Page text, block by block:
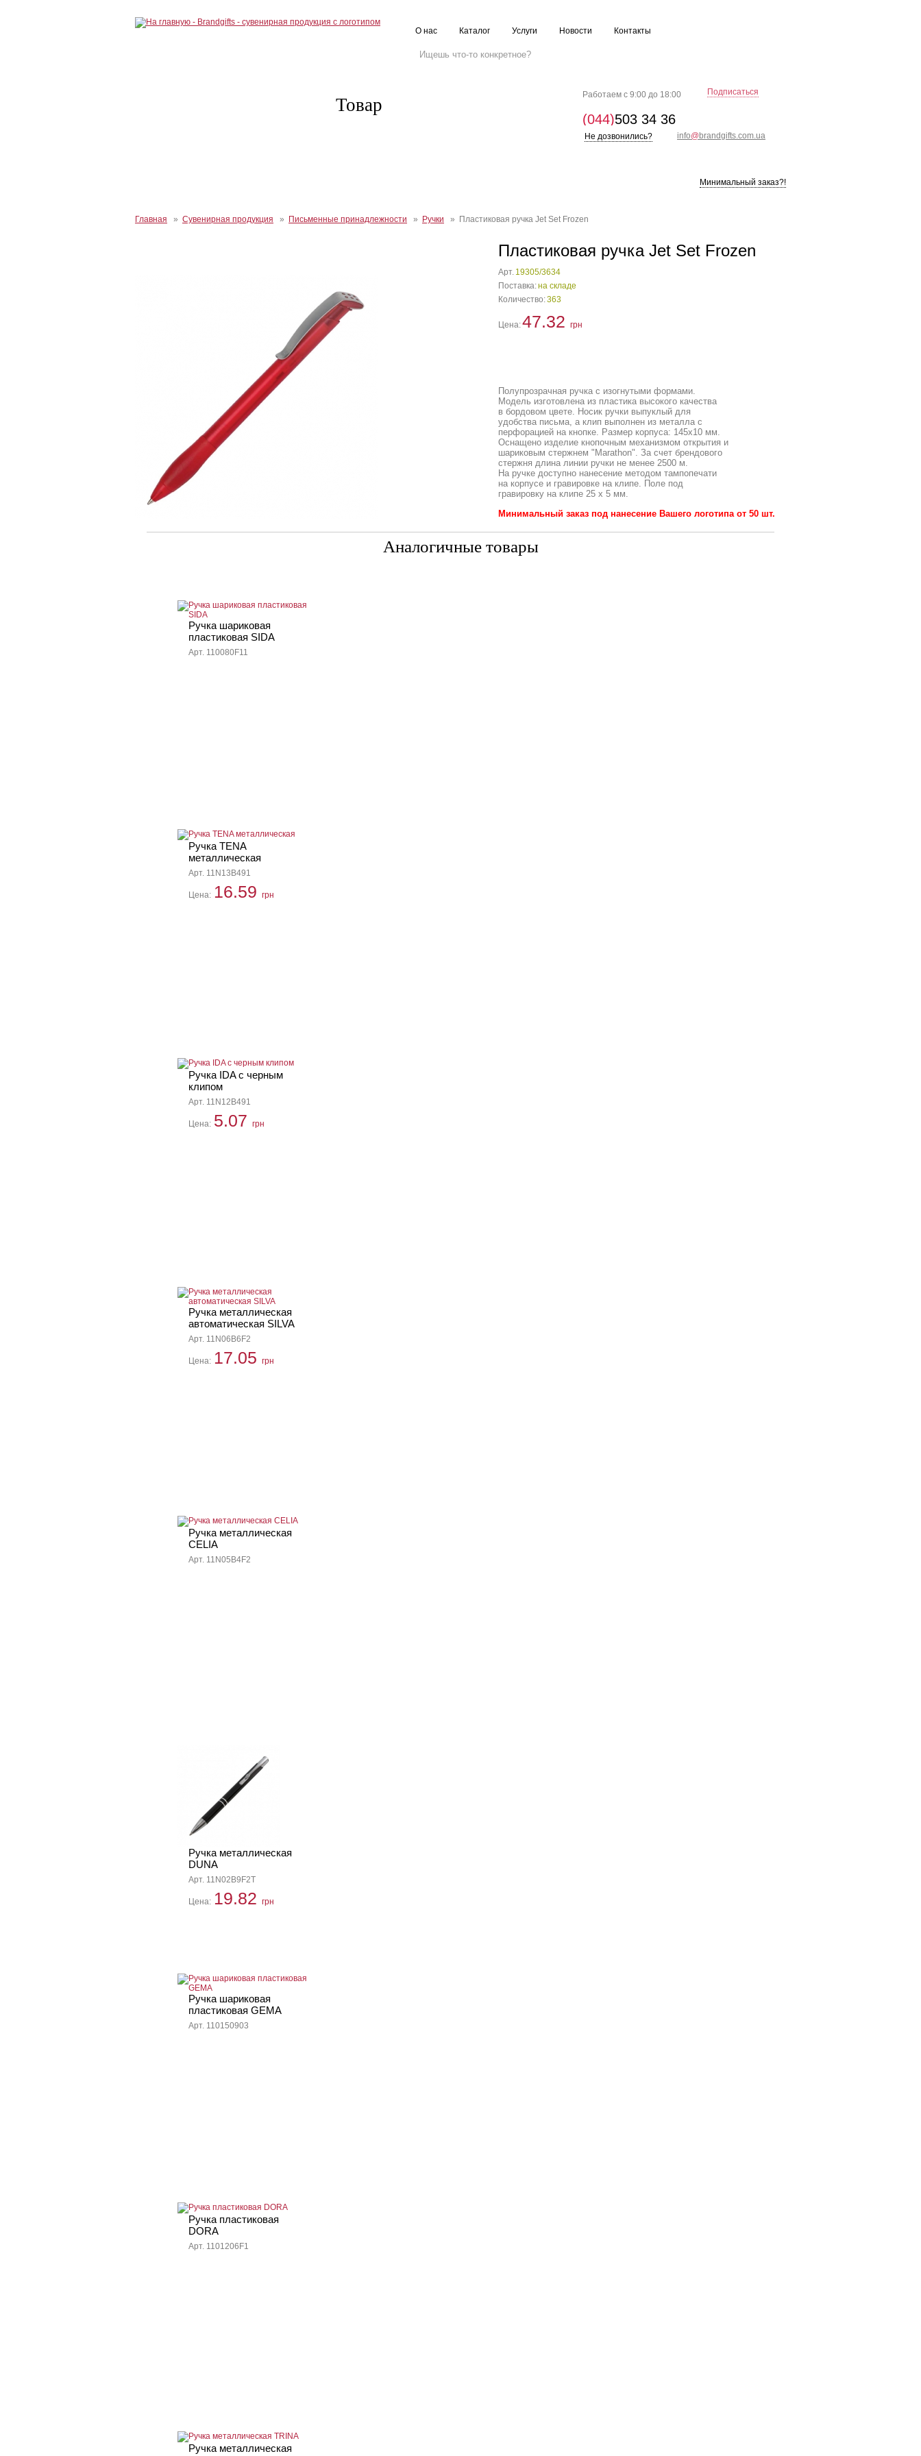
О нас Каталог Услуги Новости Контакты
Работаем с 9:00 до 18:00 Подписаться
(044)503 34 36
Не дозвонились? info@ brandgifts.com.ua
Товар
Минимальный заказ?!
Главная » Сувенирная продукция » Письменные принадлежности » Ручки » Пластиковая ручка Jet Set Frozen
Пластиковая ручка Jet Set Frozen
Арт. 19305/3634
Поставка:на складе
Количество:363
Цена:47.32 грн
Полупрозрачная ручка с изогнутыми формами.
Модель изготовлена из пластика высокого качества
в бордовом цвете. Носик ручки выпуклый для
удобства письма, а клип выполнен из металла с
перфорацией на кнопке. Размер корпуса: 145х10 мм.
Оснащено изделие кнопочным механизмом открытия и
шариковым стержнем "Marathon". За счет брендового
стержня длина линии ручки не менее 2500 м.
На ручке доступно нанесение методом тампопечати
на корпусе и гравировке на клипе. Поле под
гравировку на клипе 25 х 5 мм.
Минимальный заказ под нанесение Вашего логотипа от 50 шт.
Аналогичные товары
Ручка шариковая
пластиковая SIDA
Арт. 110080F11
Ручка TENA
металлическая
Арт. 11N13B491
Цена: 16.59 грн
Ручка IDA с черным
клипом
Арт. 11N12B491
Цена: 5.07 грн
Ручка металлическая
автоматическая SILVA
Арт. 11N06B6F2
Цена: 17.05 грн
Ручка металлическая
CELIA
Арт. 11N05B4F2
Ручка металлическая
DUNA
Арт. 11N02B9F2T
Цена: 19.82 грн
Ручка шариковая
пластиковая GEMA
Арт. 110150903
Ручка пластиковая
DORA
Арт. 1101206F1
Ручка металлическая